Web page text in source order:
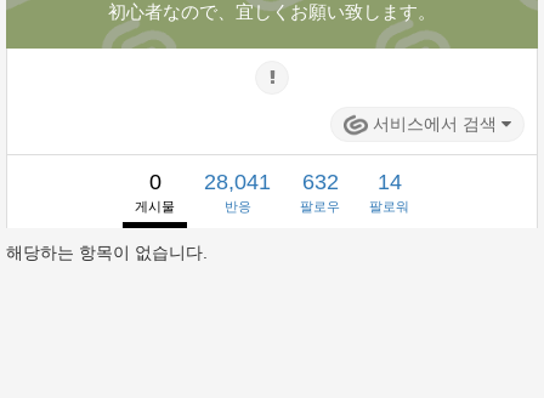
初心者なので、宜しくお願い致します。
서비스에서 검색
0
게시물
28,041
반응
632
팔로우
14
팔로워
해당하는 항목이 없습니다.